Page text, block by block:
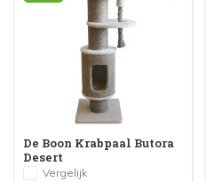
De Boon Krabpaal Butora
Desert
Vergelijk